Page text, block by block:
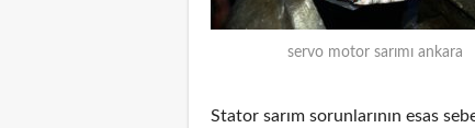
servo motor sarımı ankara
Stator sarım sorunlarının esas